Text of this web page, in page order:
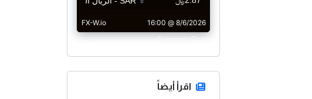
CurrencyRate
اقرأ أيضاً